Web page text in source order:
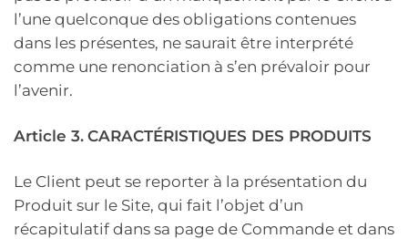
l’une quelconque des obligations contenues
dans les présentes, ne saurait être interprété
comme une renonciation à s’en prévaloir pour
l’avenir.
Article 3. CARACTÉRISTIQUES DES PRODUITS
Le Client peut se reporter à la présentation du
Produit sur le Site, qui fait l’objet d’un
récapitulatif dans sa page de Commande et dans